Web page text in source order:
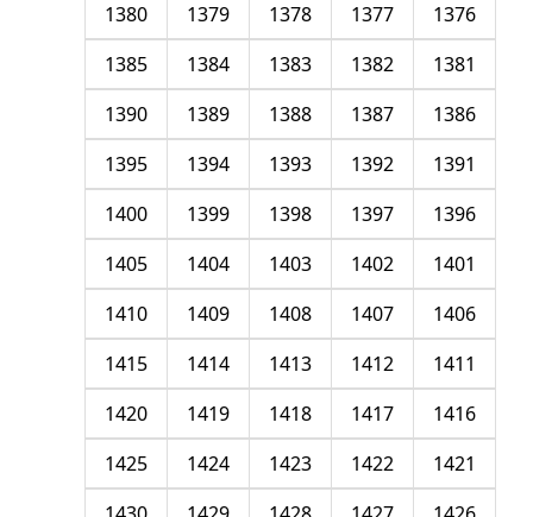
1376
1377
1378
1379
1380
1381
1382
1383
1384
1385
1386
1387
1388
1389
1390
1391
1392
1393
1394
1395
1396
1397
1398
1399
1400
1401
1402
1403
1404
1405
1406
1407
1408
1409
1410
1411
1412
1413
1414
1415
1416
1417
1418
1419
1420
1421
1422
1423
1424
1425